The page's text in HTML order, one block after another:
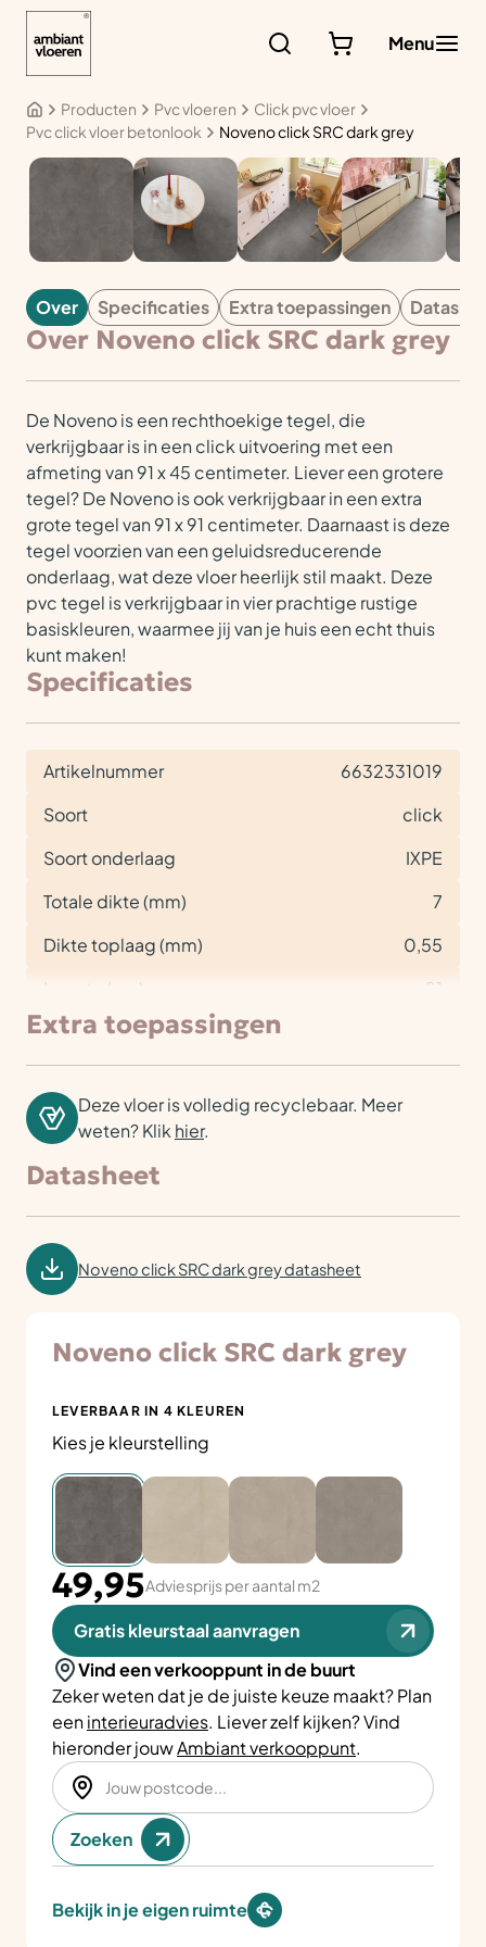
Menu
Producten Pvc vloeren
Click pvc vloer
Pvc click vloer betonlook
Noveno click SRC dark grey
Over Specificaties Extra toepassingen
Over Noveno click SRC dark grey
De Noveno is een rechthoekige tegel, die
verkrijgbaar is in een click uitvoering met een
afmeting van 91 x 45 centimeter. Liever een grotere
tegel? De Noveno is ook verkrijgbaar in een extra
grote tegel van 91 x 91 centimeter. Daarnaast is deze
tegel voorzien van een geluidsreducerende
onderlaag, wat deze vloer heerlijk stil maakt. Deze
pvc tegel is verkrijgbaar in vier prachtige rustige
basiskleuren, waarmee jij van je huis een echt thuis
kunt maken!
Specificaties
Artikelnummer
6632331019
Soort
click
Soort onderlaag
IXPE
Totale dikte (mm)
7
Dikte toplaag (mm)
0,55
Lengte (cm)
91
Extra toepassingen
Deze vloer is volledig recyclebaar. Meer
weten? Klik hier.
Datasheet
Noveno click SRC dark grey datasheet
Noveno click SRC dark grey
LEVERBAAR IN 4 KLEUREN
Kies je kleurstelling
49,95Adviesprijs per aantal m2
Gratis kleurstaal aanvragen
Vind een verkooppunt in de buurt
Zeker weten dat je de juiste keuze maakt? Plan
eeninterieuradvies. Liever zelf kijken? Vind
hieronder jouwAmbiant verkooppunt.
Zoeken
Bekijk in je eigen ruimte